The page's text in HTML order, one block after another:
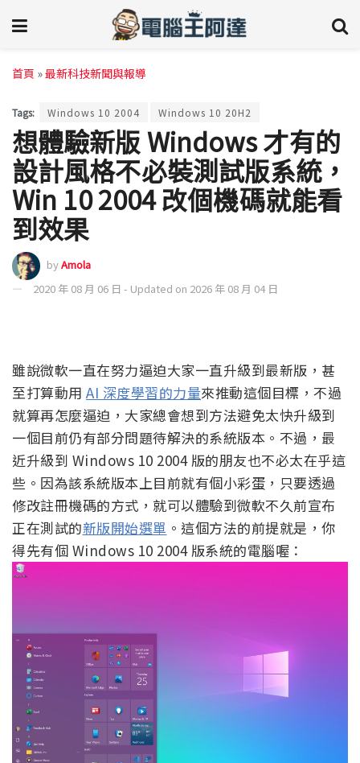
首頁 »最新科技新聞與報導
Tags: Windows 10 2004 Windows 10 20H2
想體驗新版 Windows 才有的
設計風格不必裝測試版系統，
Win 10 2004 改個機碼就能看
到效果
byAmola
2020 年 08 月 06 日 - Updated on 2026 年 08 月 04 日
雖說微軟一直在努力逼迫大家一直升級到最新版，甚
至打算動用 AI 深度學習的力量來推動這個目標，不過
就算再怎麼逼迫，大家總會想到方法避免太快升級到
一個目前仍有部分問題待解決的系統版本。不過，最
近升級到 Windows 10 2004 版的朋友也不必太在乎這
些。因為該系統版本上目前就有個小彩蛋，只要透過
修改註冊機碼的方式，就可以體驗到微軟不久前宣布
正在測試的新版開始選單 。這個方法的前提就是，你
得先有個 Windows 10 2004 版系統的電腦喔：